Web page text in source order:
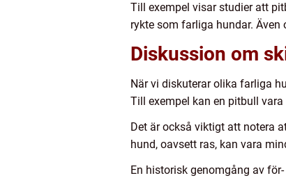
Till exempel visar studier att
rykte som farliga hundar.
Diskussion om
När vi diskuterar olika farliga
Till exempel kan en pitbull
Det är också viktigt att notera
hund, oavsett ras, kan vara
En historisk genomgång av